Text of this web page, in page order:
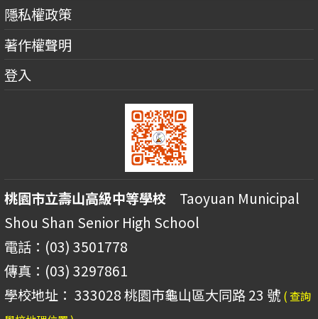
隱私權政策
著作權聲明
登入
桃園市立壽山高級中等學校 Taoyuan Municipal
Shou Shan Senior High School
電話：(03) 3501778
傳真：(03) 3297861
學校地址： 333028 桃園市龜山區大同路 23 號 ( 查詢